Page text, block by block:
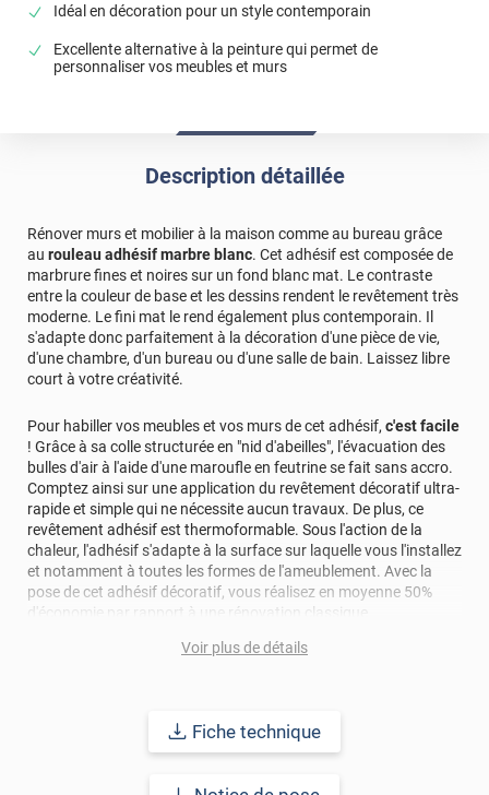
Idéal en décoration pour un style contemporain
Excellente alternative à la peinture qui permet de
personnaliser vos meubles et murs
Description détaillée
Rénover murs et mobilier à la maison comme au bureau grâce
au rouleau adhésif marbre blanc. Cet adhésif est composée de
marbrure fines et noires sur un fond blanc mat. Le contraste
entre la couleur de base et les dessins rendent le revêtement très
moderne. Le fini mat le rend également plus contemporain. Il
s'adapte donc parfaitement à la décoration d'une pièce de vie,
d'une chambre, d'un bureau ou d'une salle de bain. Laissez libre
court à votre créativité.
Pour habiller vos meubles et vos murs de cet adhésif, c'est facile
! Grâce à sa colle structurée en "nid d'abeilles", l'évacuation des
bulles d'air à l'aide d'une maroufle en feutrine se fait sans accro.
Comptez ainsi sur une application du revêtement décoratif ultra-
rapide et simple qui ne nécessite aucun travaux. De plus, ce
revêtement adhésif est thermoformable. Sous l'action de la
chaleur, l'adhésif s'adapte à la surface sur laquelle vous l'installez
et notamment à toutes les formes de l'ameublement. Avec la
pose de cet adhésif décoratif, vous réalisez en moyenne 50%
d'économie par rapport à une rénovation classique.
Pour donner une seconde jeunesse à vos murs ou meubles,
Grâce à son épaisseur, cet adhésif masque également les petites
imperfections. Classé A+ au test C.O.V et C-s2,d0 au feu, ce
Voir plus de détails
Fiche technique